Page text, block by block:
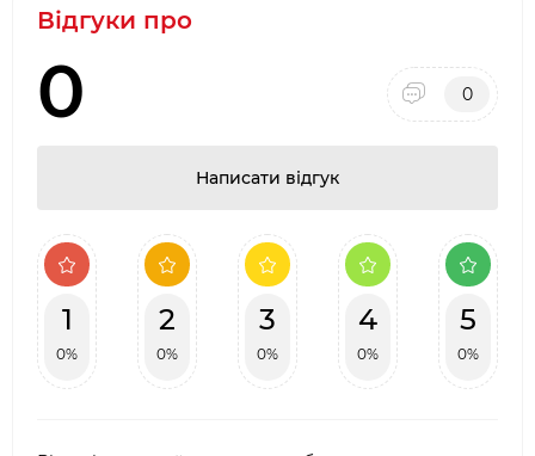
Відгуки про
0 0
Написати відгук
1
0%
2
0%
3
0%
4
0%
5
0%